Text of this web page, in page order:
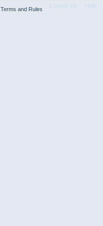
Contact Us Help
Terms and Rules